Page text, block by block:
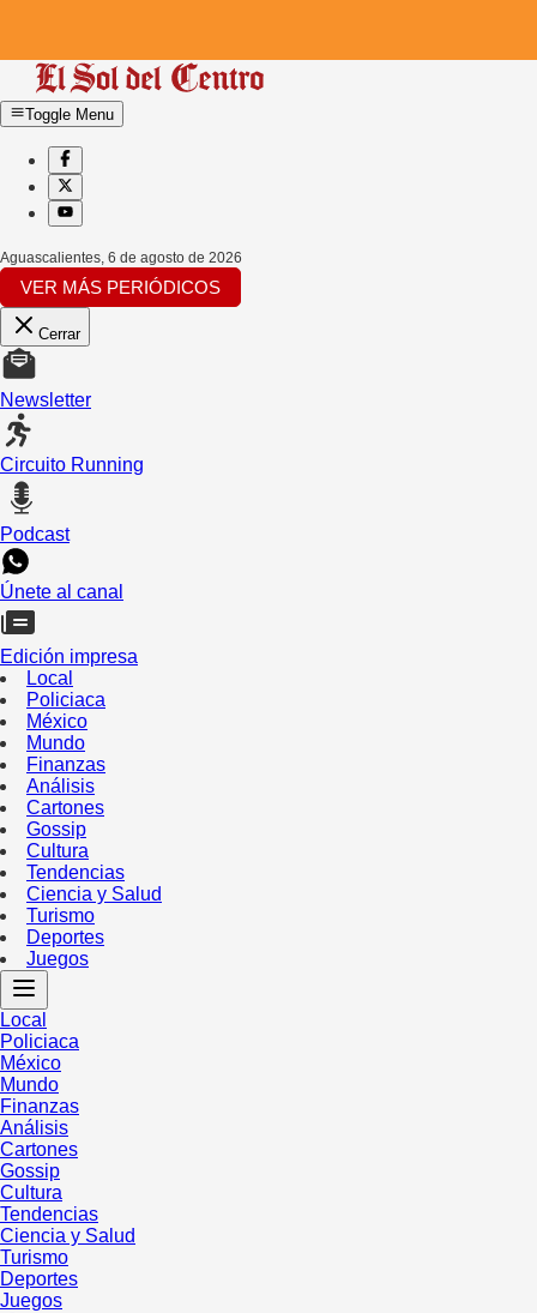
Toggle Menu
Aguascalientes, 6 de agosto de 2026
VER MÁS PERIÓDICOS
Cerrar
Newsletter
Circuito Running
Podcast
Únete al canal
Edición impresa
Local
Policiaca
México
Mundo
Finanzas
Análisis
Cartones
Gossip
Cultura
Tendencias
Ciencia y Salud
Turismo
Deportes
Juegos
Local
Policiaca
México
Mundo
Finanzas
Análisis
Cartones
Gossip
Cultura
Tendencias
Ciencia y Salud
Turismo
Deportes
Juegos